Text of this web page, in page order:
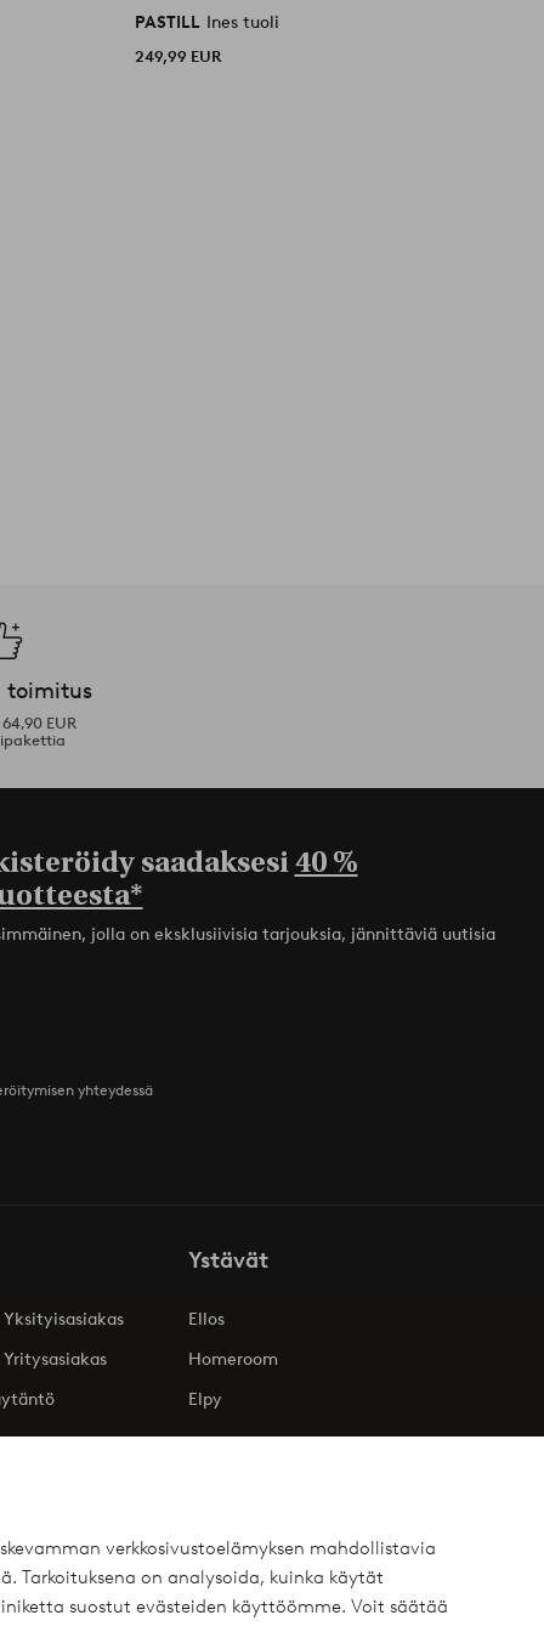
verkkosivustoelämyksen mahdollistavia
Tarkoituksena on analysoida, kuinka käytät
suostut evästeiden käyttöömme. Voit säätää
PASTILL Ines tuoli
249,99 EUR
toimitus
EUR
saadaksesi40 %
jolla on eksklusiivisia tarjouksia, jännittäviä uutisia
yhteydessä
Ystävät
Ellos
Homeroom
Elpy